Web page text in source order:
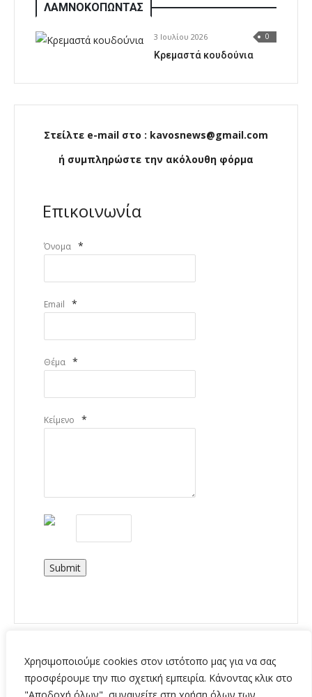
Χρησιμοποιούμε cookies στον ιστότοπο μας για να σας
προσφέρουμε την πιο σχετική εμπειρία. Κάνοντας κλικ στο
ΛΑΜΝΟΚΟΠΩΝΤΑΣ
3 Ιουλίου 2026 0
Κρεμαστά κουδούνια
Στείλτε e-mail στο : kavosnews@gmail.com
ή συμπληρώστε την ακόλουθη φόρμα
Επικοινωνία
Όνομα *
Email *
Θέμα *
Κείμενο *
Submit